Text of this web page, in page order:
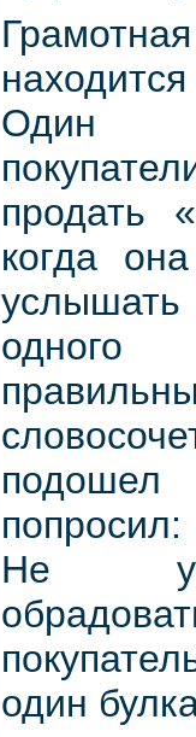
Один
продать
когда
Не
один